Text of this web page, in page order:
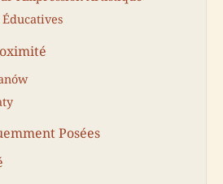
Posées